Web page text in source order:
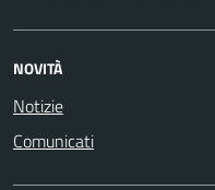
NOVITÀ
Notizie
Comunicati